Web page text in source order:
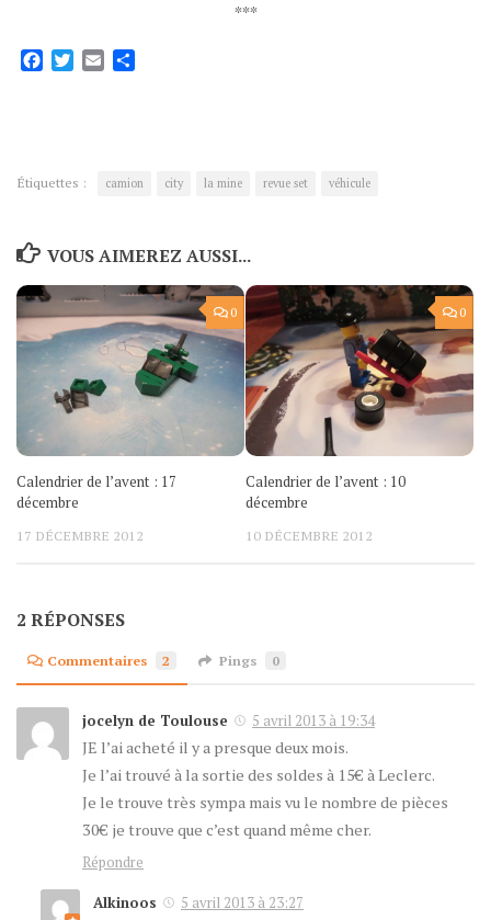
***
Facebook
Twitter
Email
Étiquettes : camion city la mine revue set véhicule
VOUS AIMEREZ AUSSI...
0
Calendrier de l’avent : 17
décembre
17 DÉCEMBRE 2012
0
Calendrier de l’avent : 10
décembre
10 DÉCEMBRE 2012
2 RÉPONSES
Commentaires 2 Pings 0
jocelyn de Toulouse 5 avril 2013 à 19:34
JE l’ai acheté il y a presque deux mois.
Je l’ai trouvé à la sortie des soldes à 15€ à Leclerc.
Je le trouve très sympa mais vu le nombre de pièces
30€ je trouve que c’est quand même cher.
Répondre
Alkinoos
5 avril 2013 à 23:27